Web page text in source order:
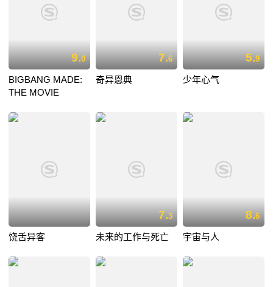
9.0
BIGBANG MADE:
THE MOVIE
7.6
奇异恩典
5.9
少年心气
饶舌异客
7.3
未来的工作与死亡
8.6
宇宙与人